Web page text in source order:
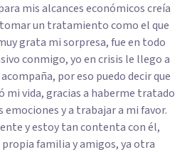
mis alcances económicos creía
un tratamiento como el que
grata mi sorpresa, fue en todo
conmigo, yo en crisis le llego a
por eso puedo decir que
mi vida, gracias a haberme tratado
y a trabajar a mi favor.
y estoy tan contenta con él,
familia y amigos, ya otra